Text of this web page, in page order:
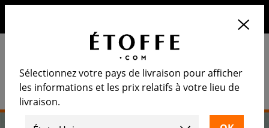
Sélectionnez votre pays de livraison pour afficher
les informations et les prix relatifs à votre lieu de
livraison.